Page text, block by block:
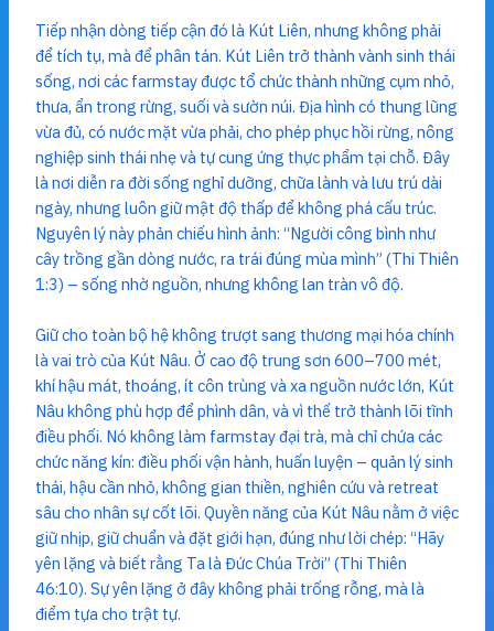
Tiếp nhận dòng tiếp cận đó là Kút Liên, nhưng không phải
để tích tụ, mà để phân tán. Kút Liên trở thành vành sinh thái
sống, nơi các farmstay được tổ chức thành những cụm nhỏ,
thưa, ẩn trong rừng, suối và sườn núi. Địa hình có thung lũng
vừa đủ, có nước mặt vừa phải, cho phép phục hồi rừng, nông
nghiệp sinh thái nhẹ và tự cung ứng thực phẩm tại chỗ. Đây
là nơi diễn ra đời sống nghỉ dưỡng, chữa lành và lưu trú dài
ngày, nhưng luôn giữ mật độ thấp để không phá cấu trúc.
Nguyên lý này phản chiếu hình ảnh: “Người công bình như
cây trồng gần dòng nước, ra trái đúng mùa mình” (Thi Thiên
1:3) – sống nhờ nguồn, nhưng không lan tràn vô độ.
Giữ cho toàn bộ hệ không trượt sang thương mại hóa chính
là vai trò của Kút Nâu. Ở cao độ trung sơn 600–700 mét,
khí hậu mát, thoáng, ít côn trùng và xa nguồn nước lớn, Kút
Nâu không phù hợp để phình dân, và vì thế trở thành lõi tĩnh
điều phối. Nó không làm farmstay đại trà, mà chỉ chứa các
chức năng kín: điều phối vận hành, huấn luyện – quản lý sinh
thái, hậu cần nhỏ, không gian thiền, nghiên cứu và retreat
sâu cho nhân sự cốt lõi. Quyền năng của Kút Nâu nằm ở việc
giữ nhịp, giữ chuẩn và đặt giới hạn, đúng như lời chép: “Hãy
yên lặng và biết rằng Ta là Đức Chúa Trời” (Thi Thiên
46:10). Sự yên lặng ở đây không phải trống rỗng, mà là
điểm tựa cho trật tự.